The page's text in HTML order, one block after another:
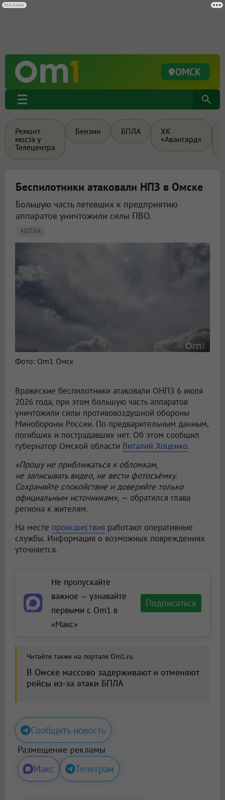
ОМСК
Ремонт
моста у
Телецентра
Бензин БПЛА
ХК
«Авангард»
Беспилотники атаковали НПЗ в Омске
Большую часть летевших к предприятию
аппаратов уничтожили силы ПВО.
#БПЛА
Фото: Om1 Омск
Вражеские беспилотники атаковали ОНПЗ 6 июля
2026 года, при этом большую часть аппаратов
уничтожили силы противовоздушной обороны
Минобороны России. По предварительным данным,
погибших и пострадавших нет. Об этом сообщил
губернатор Омской области Виталий Хоценко.
«Прошу не приближаться к обломкам,
не записывать видео, не вести фотосъёмку.
Сохраняйте спокойствие и доверяйте только
официальным источникам», — обратился глава
региона к жителям.
На месте происшествия работают оперативные
службы. Информация о возможных повреждениях
уточняется.
Не пропускайте
важное — узнавайте
первыми с Om1 в
«Макс»
Подписаться
Читайте также на портале Om1.ru
В Омске массово задерживают и отменяют
рейсы из-за атаки БПЛА
Сообщить новость
Размещение рекламы
Макс Телеграм